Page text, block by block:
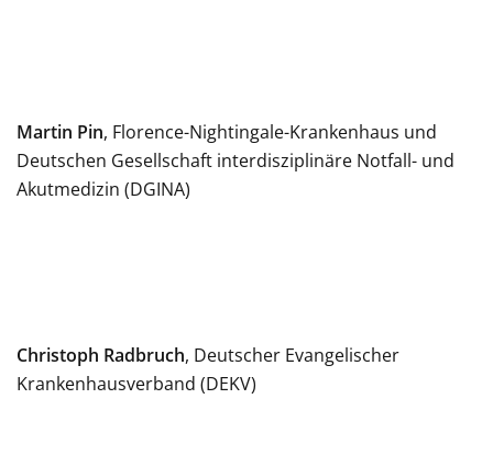
Martin Pin, Florence-Nightingale-Krankenhaus und
Deutschen Gesellschaft interdisziplinäre Notfall- und
Akutmedizin (DGINA)
Christoph Radbruch, Deutscher Evangelischer
Krankenhausverband (DEKV)